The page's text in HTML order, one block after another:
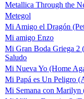
Metallica Through the
Metegol
Mi Amigo el Dragón
Mi amigo Enzo
Mi Gran Boda Griega 2
Saludo
Mi Nueva Yo (Home
Mi Papá es Un Peligro
Mi Semana con